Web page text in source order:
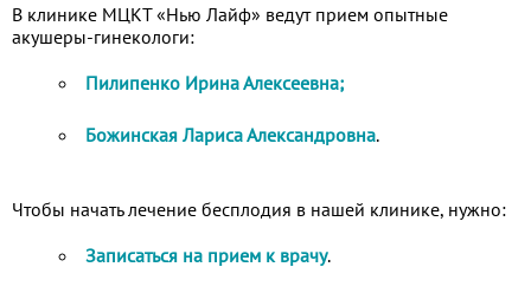
В клинике МЦКТ «Нью Лайф» ведут прием опытные
акушеры-гинекологи:
Пилипенко Ирина Алексеевна;
Божинская Лариса Александровна.
Чтобы начать лечение бесплодия в нашей клинике, нужно:
Записаться на прием к врачу.